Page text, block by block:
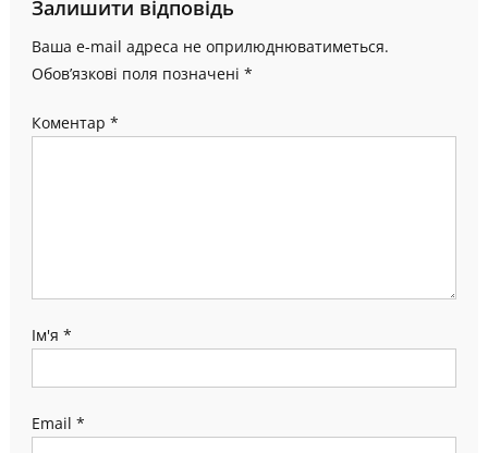
Залишити відповідь
Ваша e-mail адреса не оприлюднюватиметься.
Обов’язкові поля позначені *
Коментар *
Ім'я *
Email *